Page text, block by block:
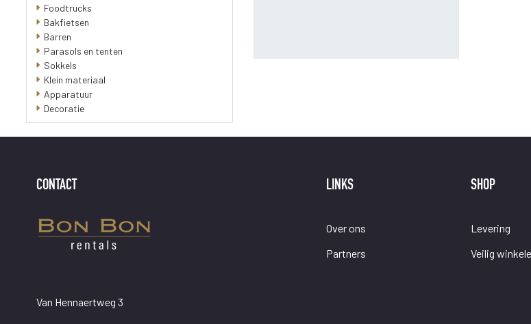
Foodtrucks
Bakfietsen
Barren
Parasols en tenten
Sokkels
Klein materiaal
Apparatuur
Decoratie
CONTACT
Van Hennaertweg 3
LINKS
Over ons
Partners
SHOP
Levering
Veilig